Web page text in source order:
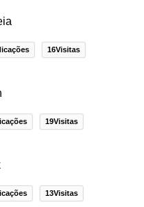
16Visitas
19Visitas
13Visitas